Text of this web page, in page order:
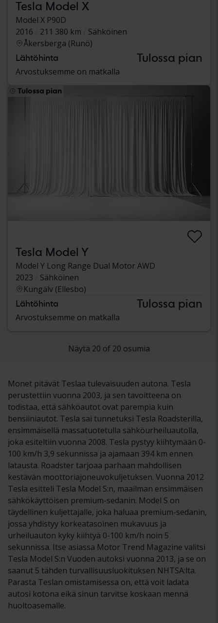
Tesla Model X
Model X P90D
2016
211 380 km
Sähköinen
Åkersberga (Runö)
Lähtöhinta Tulossa pian
Arvostuksemme on matkalla
Tulossa pian
Tesla Model Y
Model Y Long Range Dual Motor AWD
2023
Sähköinen
Kungälv (Ellesbo)
Lähtöhinta Tulossa pian
Arvostuksemme on matkalla
Näytä 20 of 20 osumia
Monet pitävät Teslaa tulevaisuuden autona. Tesla
perustettiin vuonna 2003, ja sen tavoitteena on
todistaa, että sähköautot ovat parempia kuin
bensiiniautot. Tesla sai tunnetuksi Tesla Roadsterilla,
ensimmäisellä massatuotetulla sähköurheiluautolla,
joka esiteltiin vuonna 2008. Tesla pystyy kiihtymään 0-
100 km/h 3,9 sekunnissa ja ajamaan 394 km ennen
latausta. Roadster tarjoaa parhaan mahdollisen
kestävän moottoriajoneuvokuljetuksen. Vuonna 2012
Tesla esitteli Tesla Model S:n, maailman ensimmäisen
sähkökäyttöisen premium-sedanin. Model S on
täydellinen kuljettajalle, joka haluaa premium-sedanin,
jossa yhdistyy korkeatasoinen mukavuus ja
urheiluauton kyky kiihtyä 0-100 km/h noin 5
sekunnissa. Itse asiassa Motor Trend Magazine valitsi
Tesla Model S:n Vuoden autoksi vuonna 2013, ja se on
saanut 5 tähden turvallisuusluokituksen NHTSA:lta.
Parasta Teslan omistamisessa on, että voit ladata
autosi kotona eikä sinun tarvitse koskaan mennä
huoltoasemalle.